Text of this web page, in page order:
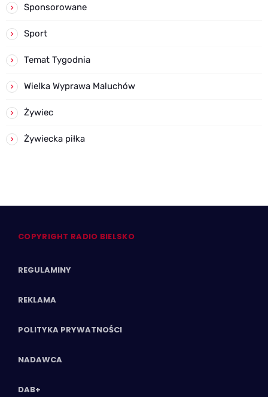
Sponsorowane
Sport
Temat Tygodnia
Wielka Wyprawa Maluchów
Żywiec
Żywiecka piłka
COPYRIGHT RADIO BIELSKO
REGULAMINY
REKLAMA
POLITYKA PRYWATNOŚCI
NADAWCA
DAB+